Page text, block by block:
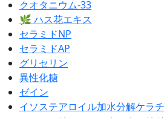
クオタニウム-33
🌿 ハス花エキス
セラミドNP
セラミドAP
グリセリン
異性化糖
ゼイン
イソステアロイル加水分解ケラ